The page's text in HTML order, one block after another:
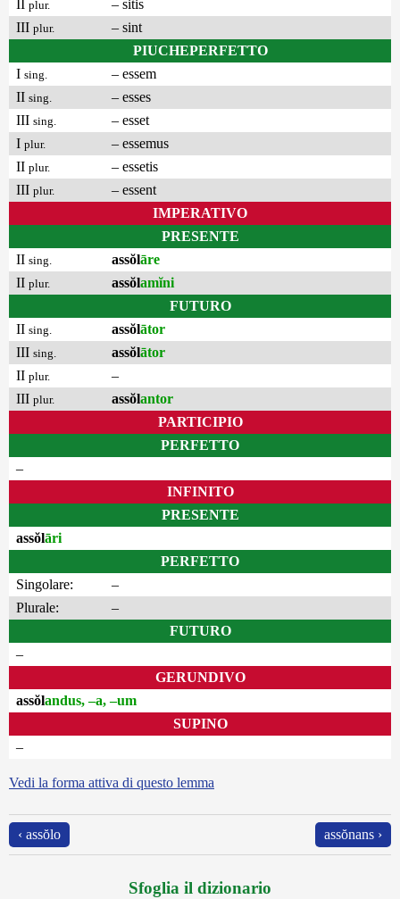
plur.
– sitis
III plur.
– sint
PIUCHEPERFETTO
I sing.
– essem
II sing.
– esses
III sing.
– esset
I plur.
– essemus
II plur.
– essetis
III plur.
– essent
IMPERATIVO
PRESENTE
II sing. assŏlāre
II plur. assŏlamĭni
FUTURO
II sing. assŏlātor
III sing. assŏlātor
II plur.
–
III plur. assŏlantor
PARTICIPIO
PERFETTO
–
INFINITO
PRESENTE
assŏlāri
PERFETTO
Singolare:
–
Plurale:
–
FUTURO
–
GERUNDIVO
assŏlandus, –a, –um
SUPINO
–
Vedi la forma attiva di questo lemma
‹ assŏlo assŏnans ›
Sfoglia il dizionario